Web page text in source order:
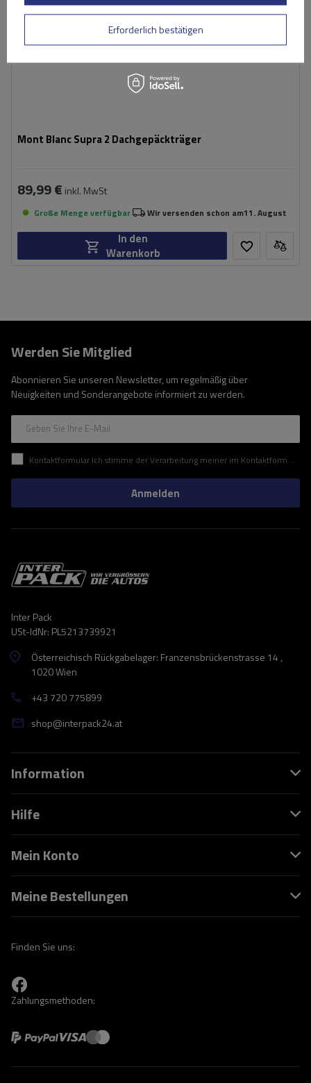
Mont Blanc Supra 2 Dachgepäckträger
89,99 € inkl. MwSt
Große Menge verfügbar Wir versenden schon am11. August
In den
Warenkorb
Werden Sie Mitglied
Abonnieren Sie unseren Newsletter, um regelmäßig über
Neuigkeiten und Sonderangebote informiert zu werden.
Geben Sie Ihre E-Mail
Kontaktformular Ich stimme der Verarbeitung meiner im Kontaktformular enthaltenen personenbezogenen Daten gemäß der Verordnung (EU) des Europäischen Parlaments und des Rates zu.
Anmelden
Inter Pack
USt-IdNr: PL5213739921
Österreichisch Rückgabelager: Franzensbrückenstrasse 14 ,
1020 Wien
+43 720 775899
shop@interpack24.at
Information
Hilfe
Mein Konto
Meine Bestellungen
Finden Sie uns:
Zahlungsmethoden:
Erforderlich bestätigen